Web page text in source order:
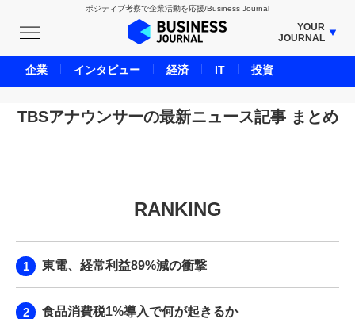
ポジティブ考察で企業活動を応援/Business Journal
YOUR
JOURNAL
BUSINESS JOURNAL
UNICORN JOURNAL
CARBON CREDITS JOURNAL
LIFE ENDING JOURNAL
BPaaS JOURNAL
TBSアナウンサーの最新ニュース記事 まとめ
RANKING
東電、経常利益89%減の衝撃
食品消費税1%導入で何が起きるか
企業 インタビュー 経済 IT 投資